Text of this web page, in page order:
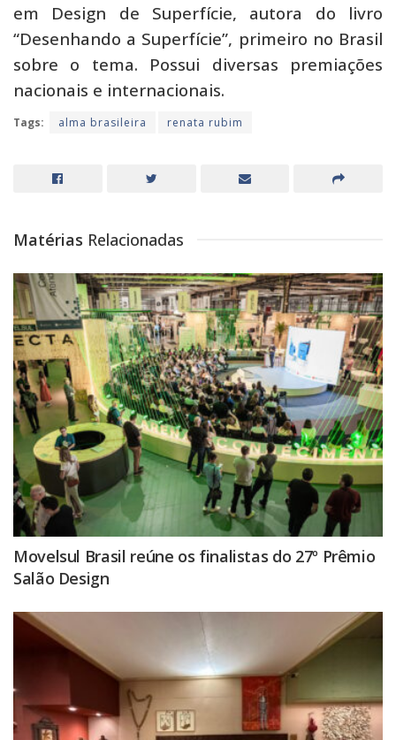
em Design de Superfície, autora do livro
“Desenhando a Superfície”, primeiro no Brasil
sobre o tema. Possui diversas premiações
nacionais e internacionais.
Tags: alma brasileira renata rubim
Matérias Relacionadas
Movelsul Brasil reúne os finalistas do 27º Prêmio
Salão Design